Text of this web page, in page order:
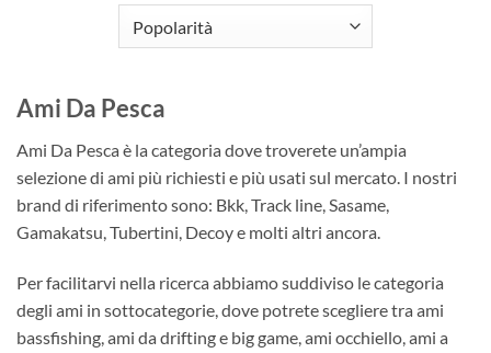
Ami Da Pesca
Ami Da Pesca è la categoria dove troverete un’ampia
selezione di ami più richiesti e più usati sul mercato. I nostri
brand di riferimento sono: Bkk, Track line, Sasame,
Gamakatsu, Tubertini, Decoy e molti altri ancora.
Per facilitarvi nella ricerca abbiamo suddiviso le categoria
degli ami in sottocategorie, dove potrete scegliere tra ami
bassfishing, ami da drifting e big game, ami occhiello, ami a